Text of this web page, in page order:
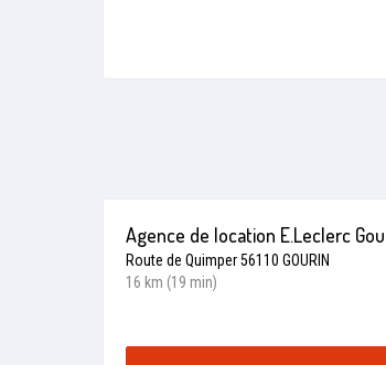
Agence de location E.Leclerc
Route de Quimper 56110 GOURIN
16 km (19 min)